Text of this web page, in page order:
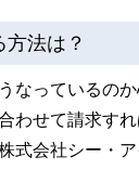
法は？
なっているのか
わせて請求す
式会社シー・